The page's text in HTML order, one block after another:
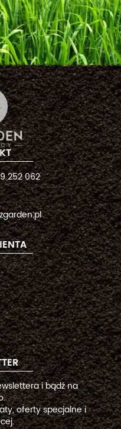
252 062
i bądź na
oferty specjalne i